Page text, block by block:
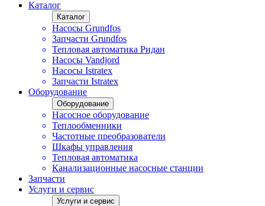
Каталог
Каталог
Насосы Grundfos
Запчасти Grundfos
Тепловая автоматика Ридан
Насосы Vandjord
Насосы Istratex
Запчасти Istratex
Оборудование
Оборудование
Насосное оборудование
Теплообменники
Частотные преобразователи
Шкафы управления
Тепловая автоматика
Канализационные насосные станции
Запчасти
Услуги и сервис
Услуги и сервис